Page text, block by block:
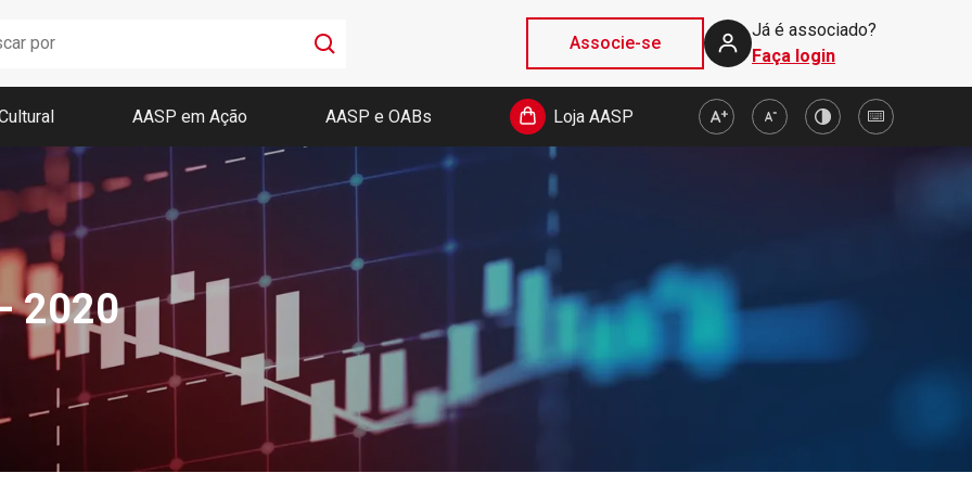
Associe-se
Já é associado?
Faça login
Boletim AASP
Coleção de Códigos de Bolso
AASP em Ação AASP e OABs Loja AASP
2020